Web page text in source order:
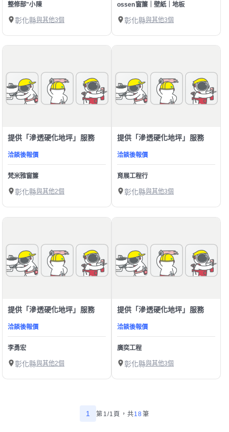
整修部"小陳
彰化縣與其他3個
ossen窗簾｜壁紙｜地板
彰化縣與其他3個
提供「滲透硬化地坪」服務
洽談後報價
梵米雅窗簾
彰化縣與其他2個
提供「滲透硬化地坪」服務
洽談後報價
育展工程行
彰化縣與其他3個
提供「滲透硬化地坪」服務
洽談後報價
李勇宏
彰化縣與其他2個
提供「滲透硬化地坪」服務
洽談後報價
廣奕工程
彰化縣與其他3個
1 第1/1頁， 共18筆